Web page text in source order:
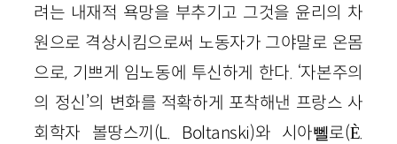
려는 내재적 욕망을 부추기고 그것을 윤리의 차
원으로 격상시킴으로써 노동자가 그야말로 온몸
으로, 기쁘게 임노동에 투신하게 한다. ‘자본주의
의 정신’의 변화를 적확하게 포착해낸 프랑스 사
회학자 볼땅스끼(L. Boltanski)와 시아뻴로(È.